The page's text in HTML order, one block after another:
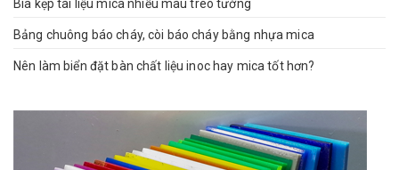
Bìa kẹp tài liệu mica nhiều màu treo tường
Bảng chuông báo cháy, còi báo cháy bằng nhựa mica
Nên làm biển đặt bàn chất liệu inoc hay mica tốt hơn?